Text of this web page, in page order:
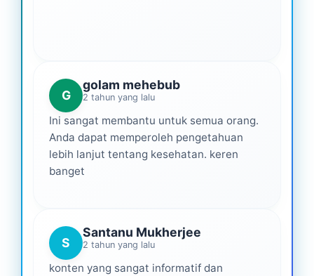
G
golam mehebub
2 tahun yang lalu
Ini sangat membantu untuk semua orang.
Anda dapat memperoleh pengetahuan
lebih lanjut tentang kesehatan. keren
banget
S
Santanu Mukherjee
2 tahun yang lalu
konten yang sangat informatif dan